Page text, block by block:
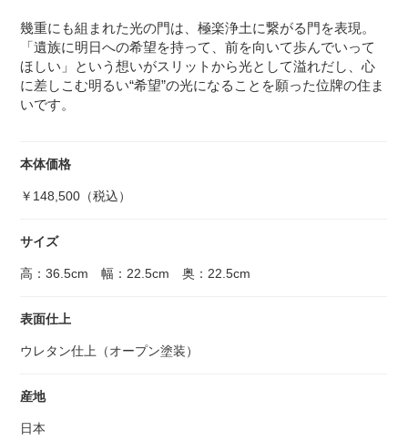
幾重にも組まれた光の門は、極楽浄土に繋がる門を表現。
「遺族に明日への希望を持って、前を向いて歩んでいって
ほしい」という想いがスリットから光として溢れだし、心
に差しこむ明るい“希望”の光になることを願った位牌の住ま
いです。
本体価格
￥148,500（税込）
サイズ
高：36.5cm 幅：22.5cm 奥：22.5cm
表面仕上
ウレタン仕上（オープン塗装）
産地
日本